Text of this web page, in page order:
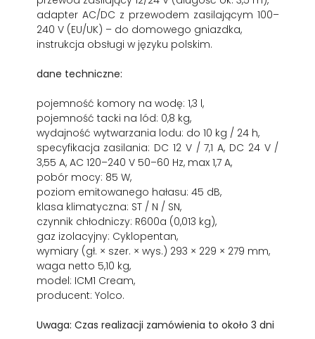
adapter AC/DC z przewodem zasilającym 100–
240 V (EU/UK) – do domowego gniazdka,
instrukcja obsługi w języku polskim.
dane techniczne:
pojemność komory na wodę: 1,3 l,
pojemność tacki na lód: 0,8 kg,
wydajność wytwarzania lodu: do 10 kg / 24 h,
specyfikacja zasilania: DC 12 V / 7,1 A, DC 24 V /
3,55 A, AC 120–240 V 50–60 Hz, max 1,7 A,
pobór mocy: 85 W,
poziom emitowanego hałasu: 45 dB,
klasa klimatyczna: ST / N / SN,
czynnik chłodniczy: R600a (0,013 kg),
gaz izolacyjny: Cyklopentan,
wymiary (gł. × szer. × wys.) 293 × 229 × 279 mm,
waga netto 5,10 kg,
model: ICM1 Cream,
producent: Yolco.
Uwaga: Czas realizacji zamówienia to około 3 dni